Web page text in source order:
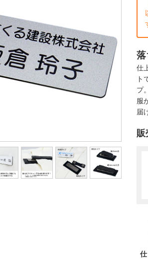
落
仕
ト
プ
服
届
販
仕